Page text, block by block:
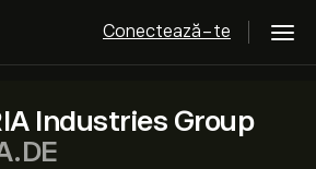
Conectează-te
Industries Group